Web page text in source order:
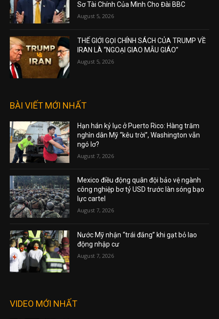
Sơ Tài Chính Của Mình Cho Đài BBC
August 5, 2026
THẾ GIỚI GỌI CHÍNH SÁCH CỦA TRUMP VỀ
IRAN LÀ “NGOẠI GIAO MẪU GIÁO”
August 5, 2026
BÀI VIẾT MỚI NHẤT
Hạn hán kỷ lục ở Puerto Rico: Hàng trăm
nghìn dân Mỹ “kêu trời”, Washington vẫn
ngó lơ?
August 7, 2026
Mexico điều động quân đội bảo vệ ngành
công nghiệp bơ tỷ USD trước làn sóng bạo
lực cartel
August 7, 2026
Nước Mỹ nhận “trái đắng” khi gạt bỏ lao
động nhập cư
August 7, 2026
VIDEO MỚI NHẤT